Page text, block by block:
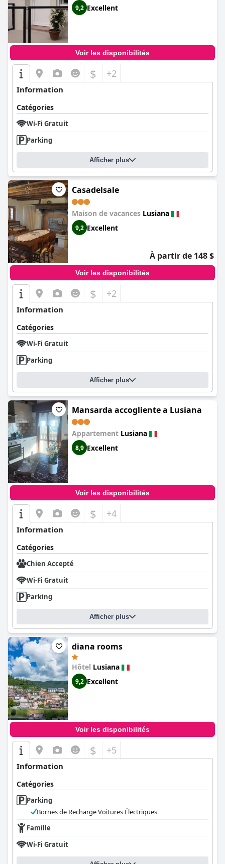
9,2 Excellent
Voir les disponibilités
$ +2
Information
Catégories
Wi-Fi Gratuit
Parking
Afficher plus
Casadelsale
Maison de vacances Lusiana
9,2 Excellent
À partir de 148 $
Voir les disponibilités
$ +2
Information
Catégories
Wi-Fi Gratuit
Parking
Afficher plus
Mansarda accogliente a Lusiana
Appartement Lusiana
8,9 Excellent
Voir les disponibilités
$ +4
Information
Catégories
Chien Accepté
Wi-Fi Gratuit
Parking
Afficher plus
diana rooms
Hôtel Lusiana
9,2 Excellent
Voir les disponibilités
$ +5
Information
Catégories
Parking
Bornes de Recharge Voitures Électriques
Famille
Wi-Fi Gratuit